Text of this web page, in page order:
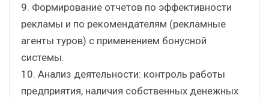
9. Формирование отчетов по эффективности
рекламы и по рекомендателям (рекламные
агенты туров) с применением бонусной
системы.
10. Анализ деятельности: контроль работы
предприятия, наличия собственных денежных